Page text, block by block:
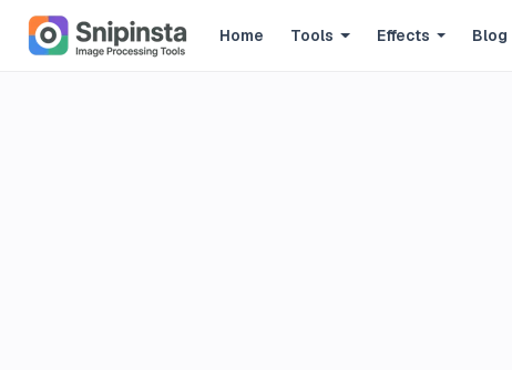
Home Tools Effects Blog